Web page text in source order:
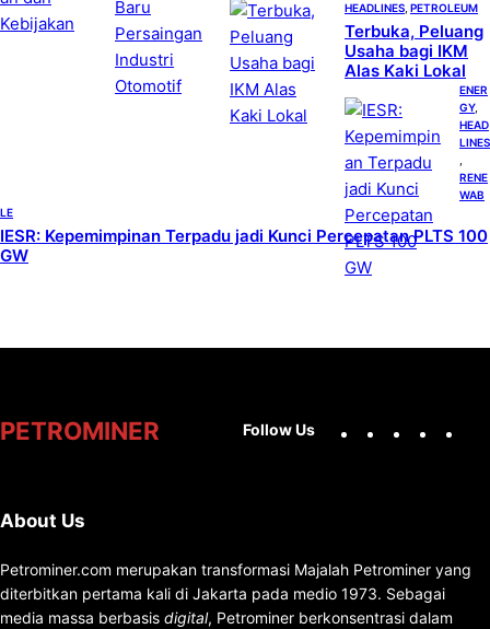
HEADLINES PETROLEUM
Terbuka, Peluang
Usaha bagi IKM
Alas Kaki Lokal
ENER
GY
HEAD
LINES
RENE
WAB
LE
IESR: Kepemimpinan Terpadu jadi Kunci Percepatan PLTS 100
GW
PETROMINER Follow Us
About Us
Petrominer.com merupakan transformasi Majalah Petrominer yang
diterbitkan pertama kali di Jakarta pada medio 1973. Sebagai
media massa berbasis digital, Petrominer berkonsentrasi dalam